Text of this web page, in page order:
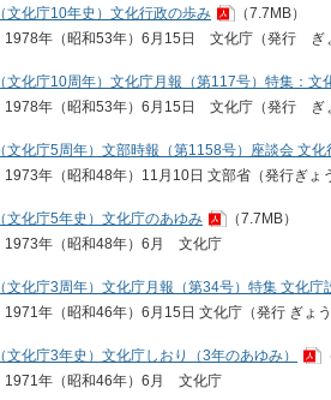
（文化庁10年史）文化行政の歩み
（7.7MB）
1978年（昭和53年）6月15日
文化庁（発行 ぎ
（文化庁10周年）文化庁月報（第117号）特集：文
1978年（昭和53年）6月15日
文化庁（発行 ぎ
（文化庁5周年）文部時報（第1158号）座談会 文
1973年（昭和48年）11月10日 文部省（発行ぎょ
（文化庁5年史）文化庁のあゆみ
（7.7MB）
1973年（昭和48年）6月
文化庁
（文化庁3周年）文化庁月報（第34号）特集 文化庁
1971年（昭和46年）6月15日 文化庁（発行 ぎょう
（文化庁3年史）文化庁しおり（3年のあゆみ）
1971年（昭和46年）6月
文化庁